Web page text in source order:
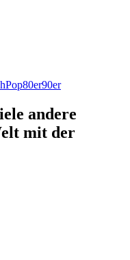
Pop80er90er
andere
mit der